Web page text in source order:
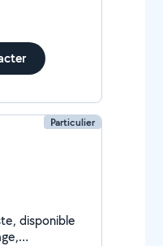
Particulier
disponible